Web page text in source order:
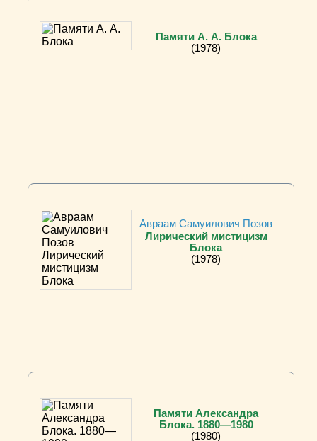
Памяти А. А. Блока
(1978)
Авраам Самуилович Позов
Лирический мистицизм
Блока
(1978)
Памяти Александра
Блока. 1880—1980
(1980)